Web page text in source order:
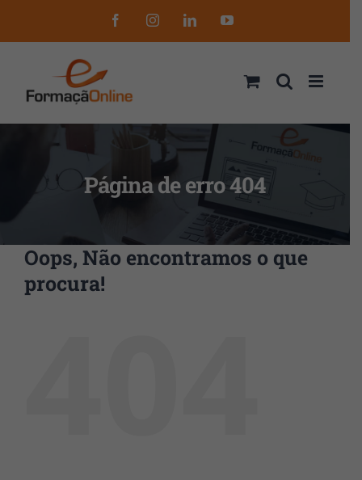
to
FacebookInstagramLinkedInYouTube
Página de erro 404
Oops, Não encontramos o que
procura!